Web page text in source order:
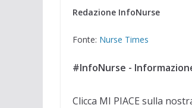
Redazione InfoNurse
Fonte: Nurse Times
#InfoNurse -
Clicca MI PIACE sulla